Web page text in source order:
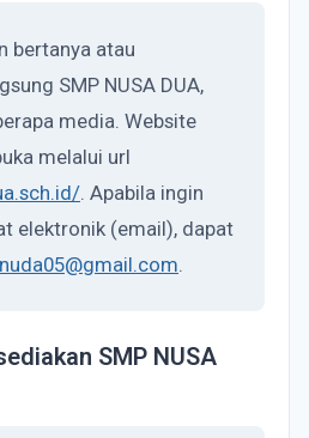
bertanya atau
SMP NUSA DUA,
media. Website
melalui url
. Apabila ingin
elektronik (email), dapat
.
SMP NUSA